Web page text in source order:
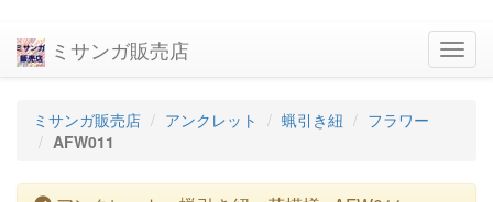
ミサンガ販売店
ミサンガ販売店 アンクレット 蝋引き紐
フラワー
AFW011